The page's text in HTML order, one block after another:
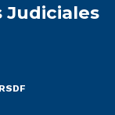
Judiciales